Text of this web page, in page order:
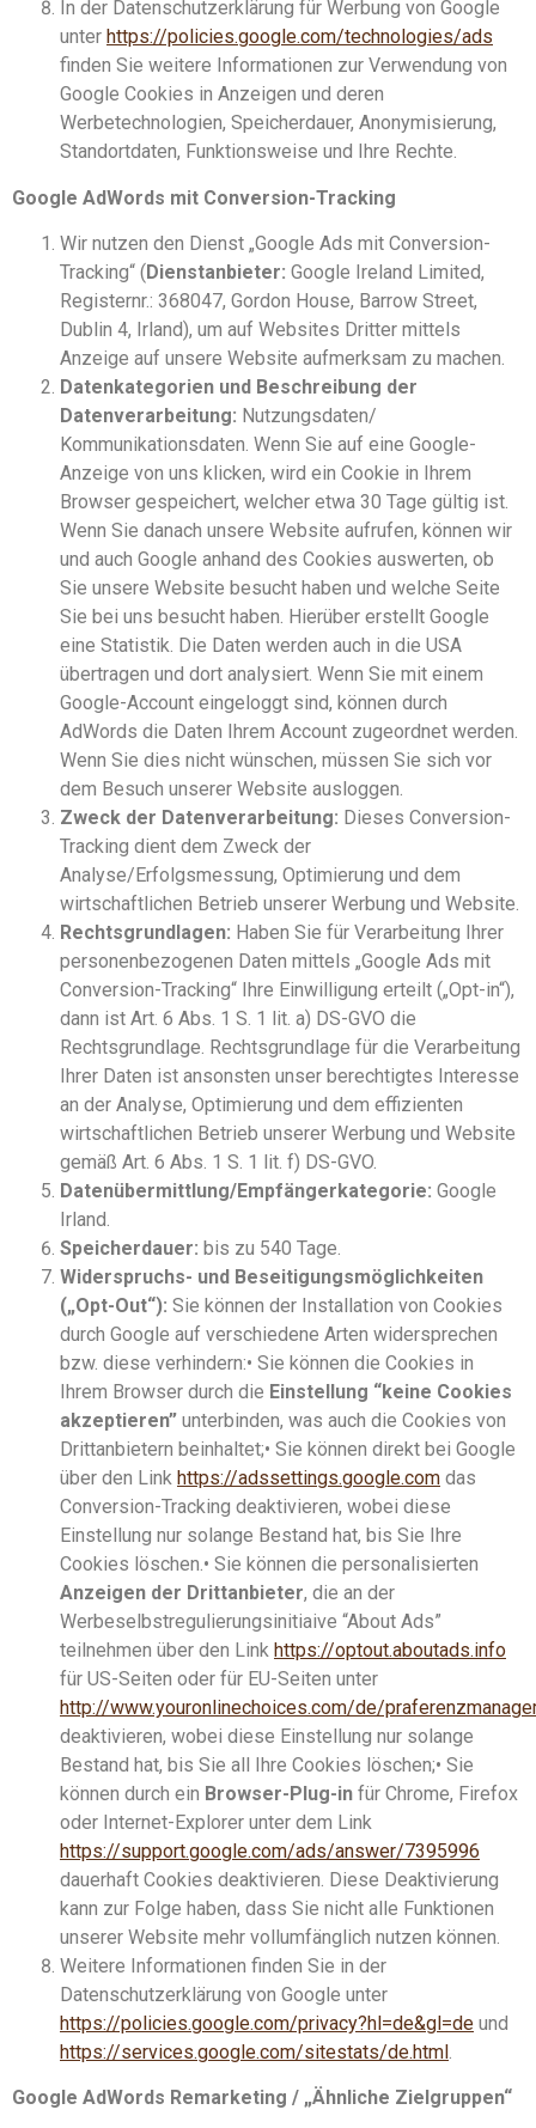
In der Datenschutzerklärung für Werbung von Google
unter https://policies.google.com/technologies/ads
finden Sie weitere Informationen zur Verwendung von
Google Cookies in Anzeigen und deren
Werbetechnologien, Speicherdauer, Anonymisierung,
Standortdaten, Funktionsweise und Ihre Rechte.
Google AdWords mit Conversion-Tracking
Wir nutzen den Dienst „Google Ads mit Conversion-
Tracking“ (Dienstanbieter: Google Ireland Limited,
Registernr.: 368047, Gordon House, Barrow Street,
Dublin 4, Irland), um auf Websites Dritter mittels
Anzeige auf unsere Website aufmerksam zu machen.
Datenkategorien und Beschreibung der
Datenverarbeitung: Nutzungsdaten/
Kommunikationsdaten. Wenn Sie auf eine Google-
Anzeige von uns klicken, wird ein Cookie in Ihrem
Browser gespeichert, welcher etwa 30 Tage gültig ist.
Wenn Sie danach unsere Website aufrufen, können wir
und auch Google anhand des Cookies auswerten, ob
Sie unsere Website besucht haben und welche Seite
Sie bei uns besucht haben. Hierüber erstellt Google
eine Statistik. Die Daten werden auch in die USA
übertragen und dort analysiert. Wenn Sie mit einem
Google-Account eingeloggt sind, können durch
AdWords die Daten Ihrem Account zugeordnet werden.
Wenn Sie dies nicht wünschen, müssen Sie sich vor
dem Besuch unserer Website ausloggen.
Zweck der Datenverarbeitung: Dieses Conversion-
Tracking dient dem Zweck der
Analyse/Erfolgsmessung, Optimierung und dem
wirtschaftlichen Betrieb unserer Werbung und Website.
Rechtsgrundlagen: Haben Sie für Verarbeitung Ihrer
personenbezogenen Daten mittels „Google Ads mit
Conversion-Tracking“ Ihre Einwilligung erteilt („Opt-in“),
dann ist Art. 6 Abs. 1 S. 1 lit. a) DS-GVO die
Rechtsgrundlage. Rechtsgrundlage für die Verarbeitung
Ihrer Daten ist ansonsten unser berechtigtes Interesse
an der Analyse, Optimierung und dem effizienten
wirtschaftlichen Betrieb unserer Werbung und Website
gemäß Art. 6 Abs. 1 S. 1 lit. f) DS-GVO.
Datenübermittlung/Empfängerkategorie: Google
Irland.
Speicherdauer: bis zu 540 Tage.
Widerspruchs- und Beseitigungsmöglichkeiten
(„Opt-Out“): Sie können der Installation von Cookies
durch Google auf verschiedene Arten widersprechen
bzw. diese verhindern:• Sie können die Cookies in
Ihrem Browser durch die Einstellung “keine Cookies
akzeptieren” unterbinden, was auch die Cookies von
Drittanbietern beinhaltet;• Sie können direkt bei Google
über den Link https://adssettings.google.com das
Conversion-Tracking deaktivieren, wobei diese
Einstellung nur solange Bestand hat, bis Sie Ihre
Cookies löschen.• Sie können die personalisierten
Anzeigen der Drittanbieter, die an der
Werbeselbstregulierungsinitiaive “About Ads”
teilnehmen über den Link https://optout.aboutads.info
für US-Seiten oder für EU-Seiten unter
http://www.youronlinechoices.com/de/
deaktivieren, wobei diese Einstellung nur solange
Bestand hat, bis Sie all Ihre Cookies löschen;• Sie
können durch ein Browser-Plug-in für Chrome, Firefox
oder Internet-Explorer unter dem Link
https://support.google.com/ads/answer/7395996
dauerhaft Cookies deaktivieren. Diese Deaktivierung
kann zur Folge haben, dass Sie nicht alle Funktionen
unserer Website mehr vollumfänglich nutzen können.
Weitere Informationen finden Sie in der
Datenschutzerklärung von Google unter
https://policies.google.com/privacy?hl=de&gl=de und
https://services.google.com/sitestats/de.html.
Google AdWords Remarketing / „Ähnliche Zielgruppen“